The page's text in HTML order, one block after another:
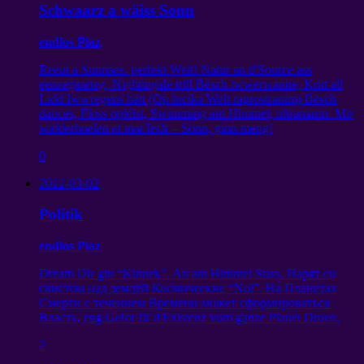
Schwaarz a wäiss Sonn
endlos Plaz
Reent a Sunrises. perfekt Welt! Natur an d'Source ass
eenzegaarteg. Nightingale trill Bësch iwwerwanne, Kritt all
Lidd Iwwregens hätt (Op lucika Welt raprostranim) Bësch
dances, Floss opléist, Swimming am Himmel, ultramarin. Mir
widderhuelen et mat Iech – Sonn, ginn meng!
0
2012-03-02
Politik
endlos Plaz
Dream Dir gin “Kinnek”. An am Himmel Stars. Парят со
свистом над землёй Космические “Nol”. На Планетах
Смерти с течением Времени может сформироваться
Власть, eng Gefor fir d'Existenz vum ganze Planet Droen.
2